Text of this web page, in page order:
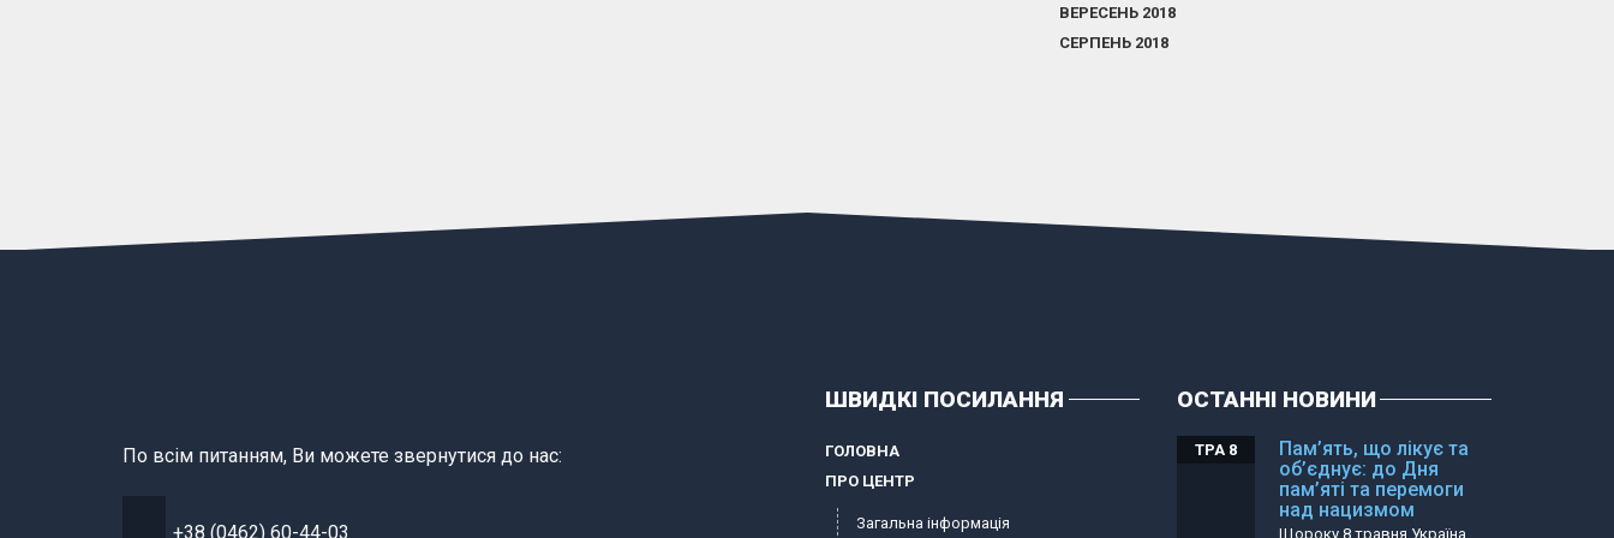
ВЕРЕСЕНЬ 2018
СЕРПЕНЬ 2018
По всім питанням, Ви можете звернутися до нас:
+38 (0462) 60-44-03
ШВИДКІ ПОСИЛАННЯ
ГОЛОВНА
ПРО ЦЕНТР
Загальна інформація
ОСТАННІ НОВИНИ
Пам’ять, що лікує та
об’єднує: до Дня
пам’яті та перемоги
над нацизмом
ТРА 8
Щороку 8 травня Україна